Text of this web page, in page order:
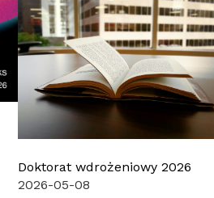
Doktorat wdrożeniowy 2026
2026-05-08